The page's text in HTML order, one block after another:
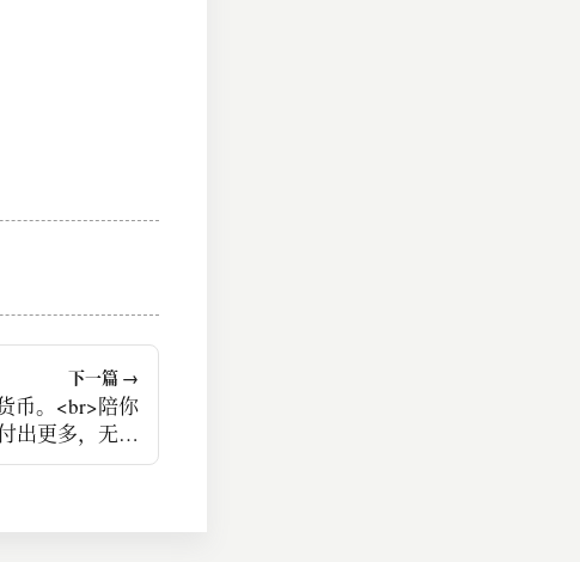
下一篇 →
币。<br>陪你
出更多，无论
他都是如此。